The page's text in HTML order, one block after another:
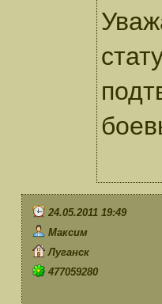
24.05.2011 19:49
Максим
Луганск
477059280